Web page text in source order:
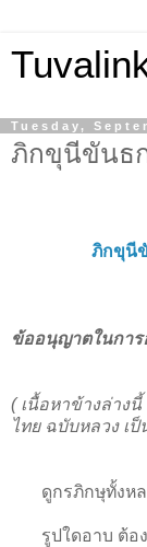
Tuesday,
ภิกขุนีขันธ
ภิกขุนี
ข้ออนุญาตในการ
( เนื้อหาข้างล่าง
ไทย ฉบับหลวง เป็
ดูกรภิกษุทั้งห
รูปใดอาบ ต้อ